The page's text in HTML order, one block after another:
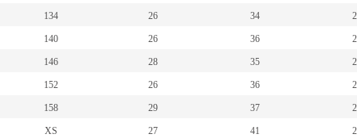
134 26 34
140 26 36
146 28 35
152 26 36
158 29 37
XS 27 41